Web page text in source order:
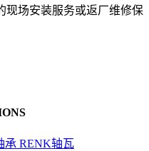
现场安装服务或返厂维修保